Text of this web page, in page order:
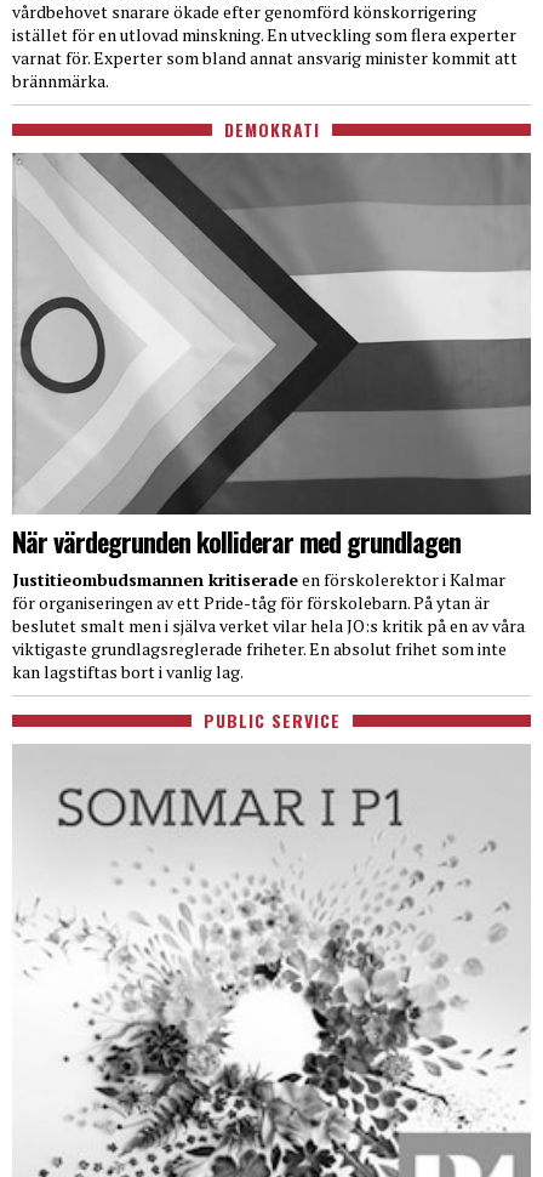
vårdbehovet snarare ökade efter genomförd könskorrigering
istället för en utlovad minskning. En utveckling som flera experter
varnat för. Experter som bland annat ansvarig minister kommit att
brännmärka.
DEMOKRATI
När värdegrunden kolliderar med grundlagen
Justitieombudsmannen kritiseradeen förskolerektor i Kalmar
för organiseringen av ett Pride-tåg för förskolebarn. På ytan är
beslutet smalt men i själva verket vilar hela JO:s kritik på en av våra
viktigaste grundlagsreglerade friheter. En absolut frihet som inte
kan lagstiftas bort i vanlig lag.
PUBLIC SERVICE